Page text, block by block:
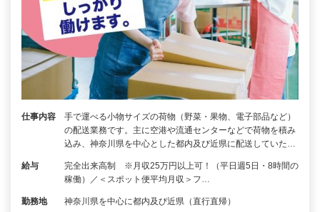
仕事内容
手で運べる小物サイズの荷物（野菜・果物、電子部品など）
の配送業務です。主に空港や流通センターなどで荷物を積み
込み、神奈川県を中心とした都内及び近県に配送していた…
給与
完全出来高制 ※月収25万円以上可！（平日週5日・8時間の
稼働）／＜スポット便平均月収＞フ…
勤務地 神奈川県を中心に都内及び近県（直行直帰）